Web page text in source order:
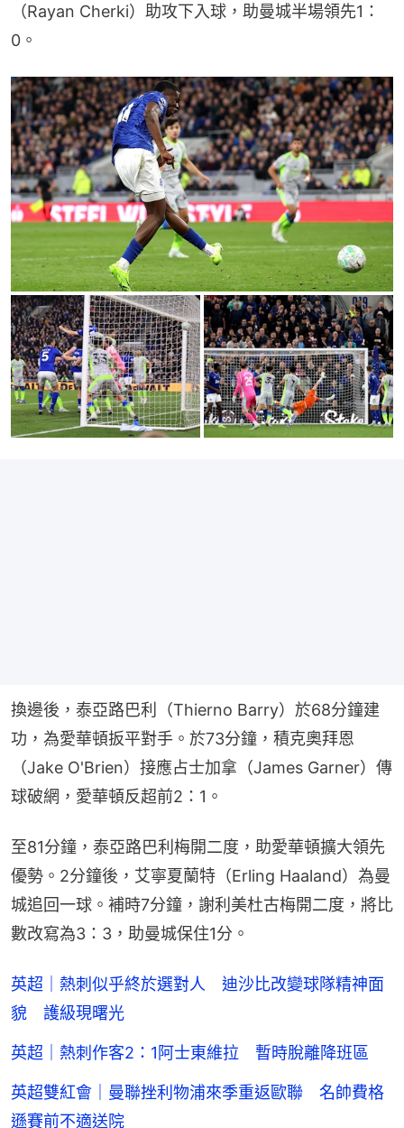
（Rayan Cherki）助攻下入球，助曼城半場領先1：
0。
換邊後，泰亞路巴利（Thierno Barry）於68分鐘建
功，為愛華頓扳平對手。於73分鐘，積克奧拜恩
（Jake O'Brien）接應占士加拿（James Garner）傳
球破網，愛華頓反超前2：1。
至81分鐘，泰亞路巴利梅開二度，助愛華頓擴大領先
優勢。2分鐘後，艾寧夏蘭特（Erling Haaland）為曼
城追回一球。補時7分鐘，謝利美杜古梅開二度，將比
數改寫為3：3，助曼城保住1分。
英超｜熱刺似乎終於選對人 迪沙比改變球隊精神面
貌 護級現曙光
英超｜熱刺作客2：1阿士東維拉 暫時脫離降班區
英超雙紅會｜曼聯挫利物浦來季重返歐聯 名帥費格
遜賽前不適送院